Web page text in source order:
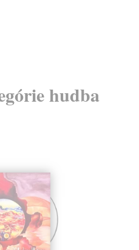
hudba